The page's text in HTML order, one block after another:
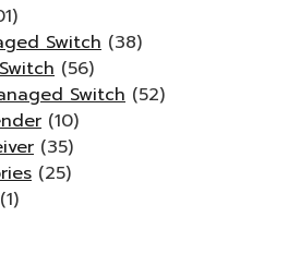
Switch (38)
(56)
Switch (52)
(10)
(35)
(25)
(1)